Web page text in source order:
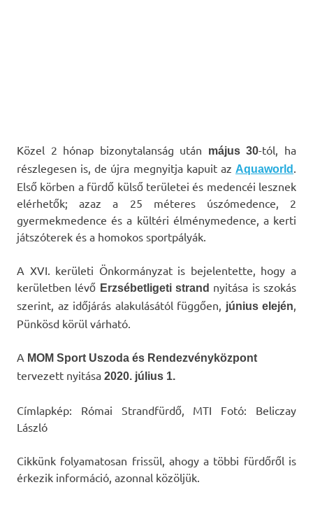
Közel 2 hónap bizonytalanság után május 30-tól, ha
részlegesen is, de újra megnyitja kapuit az Aquaworld
Első körben a fürdő külső területei és medencéi lesznek
elérhetők; azaz a 25 méteres úszómedence, 2
gyermekmedence és a kültéri élménymedence, a kerti
játszóterek és a homokos sportpályák.
A XVI. kerületi Önkormányzat is bejelentette, hogy a
kerületben lévő Erzsébetligeti strand nyitása is szokás
szerint, az időjárás alakulásától függően,
június elején
Pünkösd körül várható.
A MOM Sport Uszoda és Rendezvényközpont
tervezett nyitása 2020. július 1.
Címlapkép: Római Strandfürdő, MTI Fotó: Beliczay
László
Cikkünk folyamatosan frissül, ahogy a többi fürdőről is
érkezik információ, azonnal közöljük.